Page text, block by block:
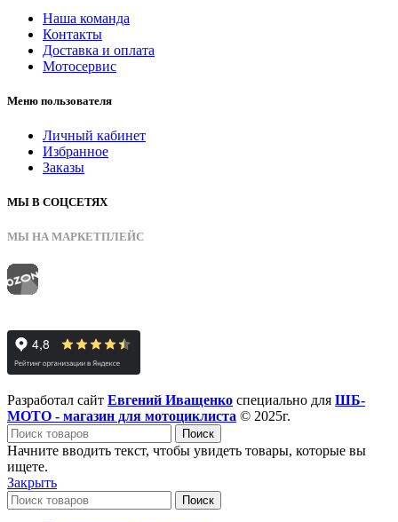
Наша команда
Контакты
Доставка и оплата
Мотосервис
Меню пользователя
Личный кабинет
Избранное
Заказы
МЫ В СОЦСЕТЯХ
МЫ НА МАРКЕТПЛЕЙС
Разработал сайт Евгений Иващенко специально для ШБ-
МОТО - магазин для мотоциклиста © 2025г.
Поиск
Начните вводить текст, чтобы увидеть товары, которые вы
ищете.
Закрыть
Поиск